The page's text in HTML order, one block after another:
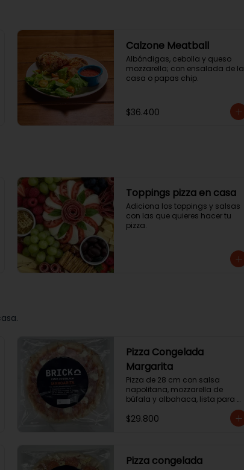
Calzone Meatball
Albóndigas, cebolla y queso
mozzarella; con ensalada de la
casa o papas chip.
$36.400
Toppings pizza en casa
Adiciona los toppings y salsas
con las que quieres hacer tu
pizza.
Pizza Congelada
Margarita
Pizza de 28 cm con salsa
napolitana, mozzarella de
búfala y albahaca, lista para
$29.800
Pizza congelada